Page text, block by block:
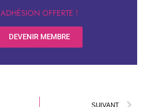
ADHÉSION OFFERTE !
DEVENIR MEMBRE
SUIVANT